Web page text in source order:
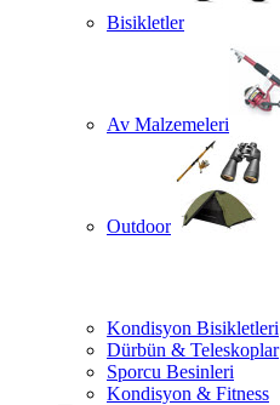
Bisikletler
Av Malzemeleri
Outdoor
Kondisyon Bisikletleri
Dürbün & Teleskoplar
Sporcu Besinleri
Kondisyon & Fitness